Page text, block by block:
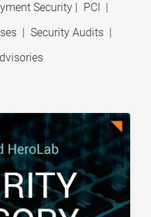
Security | PCI |
| Security Audits |